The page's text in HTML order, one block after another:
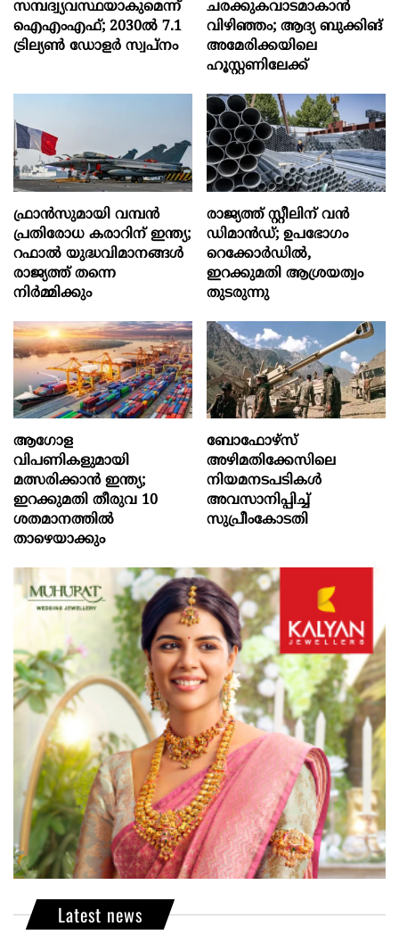
സമ്പദ്വ്യവസ്ഥയാകുമെന്ന്
ഐഎംഎഫ്; 2030ല്‍ 7.1
ട്രില്യണ്‍ ഡോളര്‍ സ്വപ്നം
ചരക്കുകവാടമാകാൻ
വിഴിഞ്ഞം; ആദ്യ ബുക്കിങ്
അമേരിക്കയിലെ
ഹൂസ്റ്റണിലേക്ക്
ഫ്രാൻസുമായി വമ്പന്‍
പ്രതിരോധ കരാറിന് ഇന്ത്യ;
റഫാല്‍ യുദ്ധവിമാനങ്ങള്‍
രാജ്യത്ത് തന്നെ
നിര്‍മ്മിക്കും
രാജ്യത്ത് സ്റ്റീലിന് വൻ
ഡിമാൻഡ്; ഉപഭോഗം
റെക്കോർഡിൽ,
ഇറക്കുമതി ആശ്രയത്വം
തുടരുന്നു
ആഗോള
വിപണികളുമായി
മത്സരിക്കാൻ ഇന്ത്യ;
ഇറക്കുമതി തീരുവ 10
ശതമാനത്തിൽ
താഴെയാക്കും
ബോഫോഴ്‌സ്
അഴിമതിക്കേസിലെ
നിയമനടപടികൾ
അവസാനിപ്പിച്ച്
സുപ്രീംകോടതി
Latest news